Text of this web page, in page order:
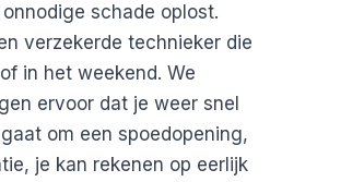
schade oplost.
verzekerde technieker die
in het weekend. We
ervoor dat je weer snel
om een spoedopening,
je kan rekenen op eerlijk